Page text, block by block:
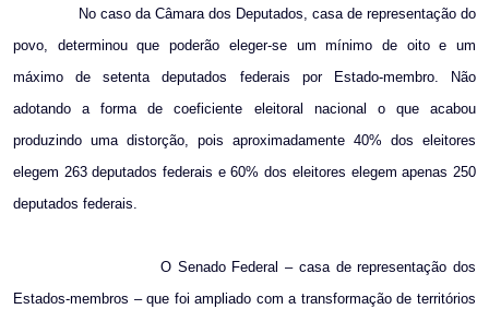
No caso da Câmara dos Deputados, casa de representação do
povo, determinou que poderão eleger-se um mínimo de oito e um
máximo de setenta deputados federais por Estado-membro. Não
adotando a forma de coeficiente eleitoral nacional o que acabou
produzindo uma distorção, pois aproximadamente 40% dos eleitores
elegem 263 deputados federais e 60% dos eleitores elegem apenas 250
deputados federais.
O Senado Federal – casa de representação dos
Estados-membros – que foi ampliado com a transformação de territórios